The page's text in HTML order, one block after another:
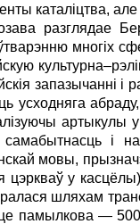
каталіцтва,
разглядае
многіх
запазычанні
усходняга
артыкулы
самабытнасць і
мовы,
цэркваў у
шляхам
памылкова —